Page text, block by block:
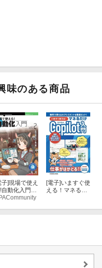
問題解決の邪魔をする
良い視点を持ち出す
の理解を深める
から離れられない
ていない
行動しない
味のある商品
子]現場で使え
自動化入門vo
[電子]いますぐ使
える！マネるだ